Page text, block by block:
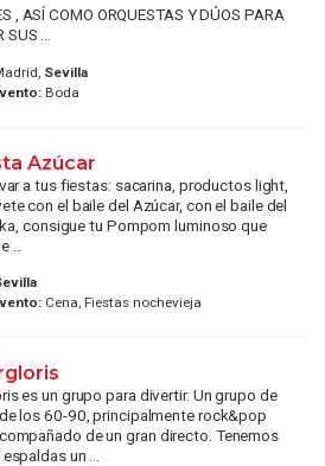
, ASÍ COMO ORQUESTAS Y DÚOS PARA
SUS ...
Sevilla
Boda
Azúcar
a tus fiestas: sacarina, productos light,
con el baile del Azúcar, con el baile del
consigue tu Pompom luminoso que
Cena, Fiestas nochevieja
es un grupo para divertir. Un grupo de
los 60-90, principalmente rock&pop
de un gran directo. Tenemos
un ...